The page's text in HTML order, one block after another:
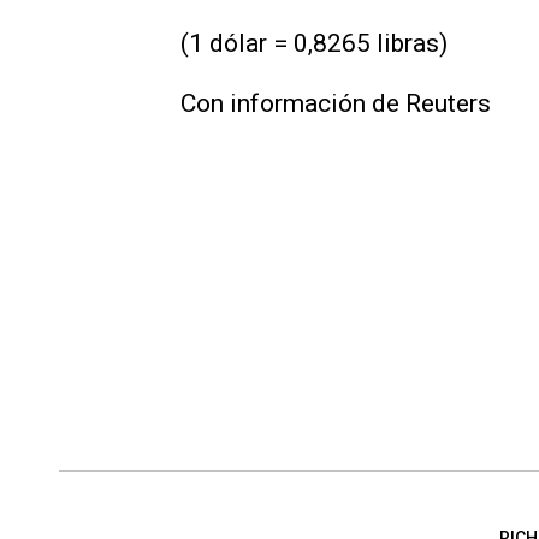
(1 dólar = 0,8265 libras)
Con información de Reuters